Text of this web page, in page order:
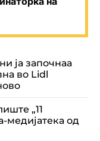
ја започнаа
во Lidl
„11
медијатека од